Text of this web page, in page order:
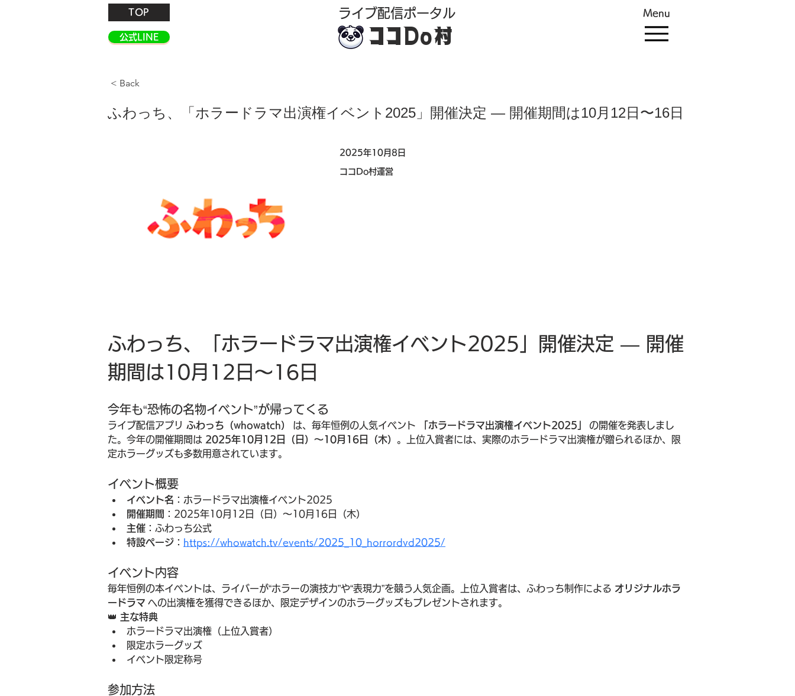
TOP
公式LINE
​ライブ配信ポータル
ココDo村
Menu
< Back
ふわっち、「ホラードラマ出演権イベント2025」開催決定 — 開催期間は10月12日〜16日
2025年10月8日
ココDo村運営
ふわっち、「ホラードラマ出演権イベント2025」開催決定 — 開催
期間は10月12日〜16日
今年も“恐怖の名物イベント”が帰ってくる
ライブ配信アプリ ふわっち（whowatch） は、毎年恒例の人気イベント 「ホラードラマ出演権イベント2025」
の開催を発表しまし
た。今年の開催期間は 2025年10月12日（日）〜10月16日（木） 。上位入賞者には、実際のホラードラマ出演権が贈られるほか、限
定ホラーグッズも多数用意されています。
イベント概要
イベント名 ：ホラードラマ出演権イベント2025
開催期間 ：2025年10月12日（日）〜10月16日（木）
主催 ：ふわっち公式
特設ページ ： https://whowatch.tv/events/2025_10_horrordvd2025/
イベント内容
毎年恒例の本イベントは、ライバーが“ホラーの演技力”や“表現力”を競う人気企画。上位入賞者は、ふわっち制作による オリジナルホラ
ードラマ への出演権を獲得できるほか、限定デザインのホラーグッズもプレゼントされます。
👑 主な特典
ホラードラマ出演権（上位入賞者）
限定ホラーグッズ
イベント限定称号
参加方法